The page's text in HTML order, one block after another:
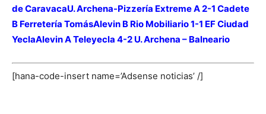
de CaravacaU. Archena-Pizzería Extreme A 2-1 Cadete
B Ferretería TomásAlevin B Rio Mobiliario 1-1 EF Ciudad
YeclaAlevin A Teleyecla 4-2 U. Archena – Balneario
[hana-code-insert name=’Adsense noticias’ /]